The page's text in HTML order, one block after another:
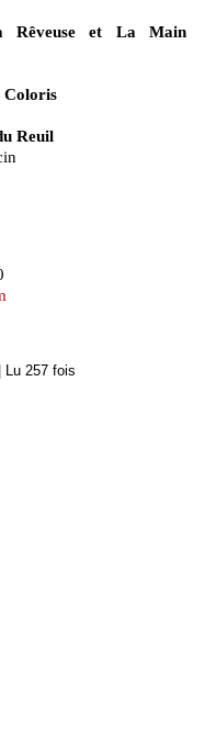
Rêveuse et La Main
Coloris
Reuil
Lu 257 fois